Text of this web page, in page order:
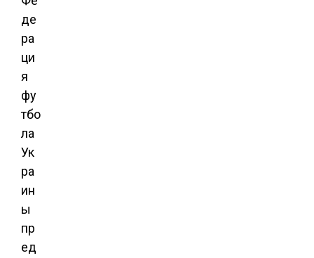
де
ра
ци
я
фу
тбо
ла
Ук
ра
ин
ы
пр
ед